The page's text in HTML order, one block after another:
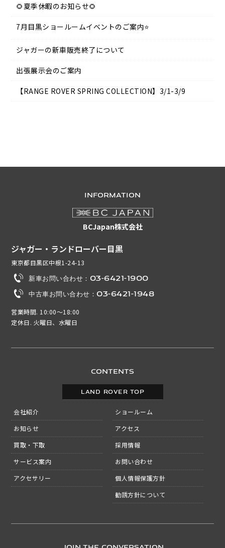
🌻夏季休暇のお知らせ🌻
7月目黒ショールームイベントのご案内⭐
ジャガーの新車販売終了について
出張展示会のご案内
【RANGE ROVER SPRING COLLECTION】3/1-3/9
CONTENTS
LAND ROVER TOP
会社紹介
お知らせ
買取・下取
サービス案内
アクセサリー
ショールーム
アクセス
採用情報
お問い合わせ
個人情報保護方針
勧誘方針について
INFORMATION
BCJapan株式会社
ジャガー・ランドローバー目黒
東京都目黒区中根1-24-13
新車お問い合わせ：03-6421-1900
中古車お問い合わせ：03-6421-1948
営業時間. 10:00～18:00
定休日. 火曜日、水曜日